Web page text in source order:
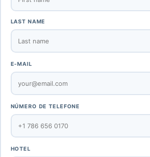
LAST NAME
E-MAIL
NÚMERO DE TELEFONE
HOTEL